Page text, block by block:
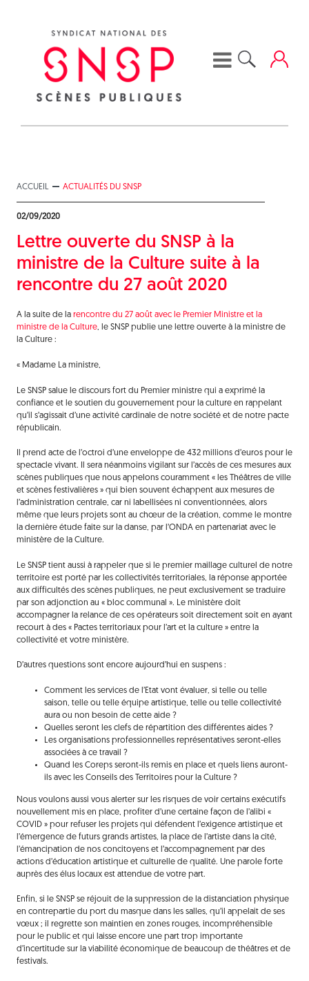
ACCUEIL ACTUALITÉS DU SNSP
02/09/2020
Lettre ouverte du SNSP à la
ministre de la Culture suite à la
rencontre du 27 août 2020
A la suite de la rencontre du 27 août avec le Premier Ministre et la
ministre de la Culture, le SNSP publie une lettre ouverte à la ministre de
la Culture :
« Madame La ministre,
Le SNSP salue le discours fort du Premier ministre qui a exprimé la
confiance et le soutien du gouvernement pour la culture en rappelant
qu’il s’agissait d’une activité cardinale de notre société et de notre pacte
républicain.
Il prend acte de l’octroi d’une enveloppe de 432 millions d’euros pour le
spectacle vivant. Il sera néanmoins vigilant sur l’accès de ces mesures aux
scènes publiques que nous appelons couramment « les Théâtres de ville
et scènes festivalières » qui bien souvent échappent aux mesures de
l’administration centrale, car ni labellisées ni conventionnées, alors
même que leurs projets sont au chœur de la création, comme le montre
la dernière étude faite sur la danse, par l’ONDA en partenariat avec le
ministère de la Culture.
Le SNSP tient aussi à rappeler que si le premier maillage culturel de notre
territoire est porté par les collectivités territoriales, la réponse apportée
aux difficultés des scènes publiques, ne peut exclusivement se traduire
par son adjonction au « bloc communal ». Le ministère doit
accompagner la relance de ces opérateurs soit directement soit en ayant
recourt à des « Pactes territoriaux pour l’art et la culture » entre la
collectivité et votre ministère.
D’autres questions sont encore aujourd’hui en suspens :
Comment les services de l’Etat vont évaluer, si telle ou telle
saison, telle ou telle équipe artistique, telle ou telle collectivité
aura ou non besoin de cette aide ?
Quelles seront les clefs de répartition des différentes aides ?
Les organisations professionnelles représentatives seront-elles
associées à ce travail ?
Quand les Coreps seront-ils remis en place et quels liens auront-
ils avec les Conseils des Territoires pour la Culture ?
Nous voulons aussi vous alerter sur les risques de voir certains exécutifs
nouvellement mis en place, profiter d’une certaine façon de l’alibi «
COVID » pour refuser les projets qui défendent l’exigence artistique et
l’émergence de futurs grands artistes, la place de l’artiste dans la cité,
l’émancipation de nos concitoyens et l’accompagnement par des
actions d’éducation artistique et culturelle de qualité. Une parole forte
auprès des élus locaux est attendue de votre part.
Enfin, si le SNSP se réjouit de la suppression de la distanciation physique
en contrepartie du port du masque dans les salles, qu’il appelait de ses
vœux ; il regrette son maintien en zones rouges, incompréhensible
pour le public et qui laisse encore une part trop importante
d’incertitude sur la viabilité économique de beaucoup de théâtres et de
festivals.